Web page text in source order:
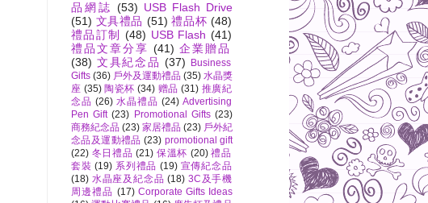
品網誌 (53) USB Flash Drive
(51) 文具禮品 (51) 禮品杯 (48)
禮品訂制
(48) USB Flash (41)
禮品文章分享 (41) 企業贈品
(38) 文具紀念品 (37)
Business
Gifts (36) 戶外及運動禮品 (35) 水晶獎
座 (35) 陶瓷杯 (34) 赠品 (31) 推廣紀
念品 (26) 水晶禮品 (24) Advertising
Pen Gift (23) Promotional Gifts (23)
商務紀念品 (23) 家居禮品 (23) 戶外紀
念品及運動禮品 (23) promotional gift
(22) 冬日禮品 (21) 保溫杯 (20) 禮品
套裝 (19) 系列禮品 (19) 宣傳紀念品
(18) 水晶座及紀念品 (18) 3C及手機
周邊禮品 (17) Corporate Gifts Ideas